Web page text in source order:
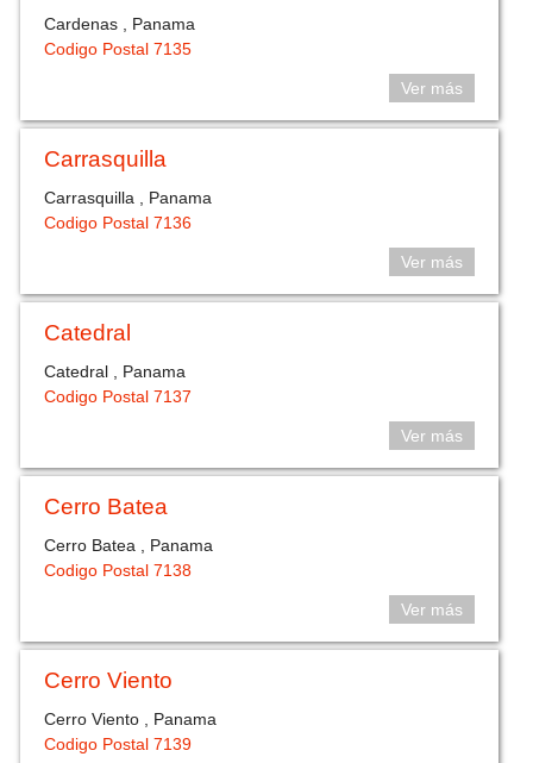
Cardenas , Panama
Codigo Postal 7135
Ver más
Carrasquilla
Carrasquilla , Panama
Codigo Postal 7136
Ver más
Catedral
Catedral , Panama
Codigo Postal 7137
Ver más
Cerro Batea
Cerro Batea , Panama
Codigo Postal 7138
Ver más
Cerro Viento
Cerro Viento , Panama
Codigo Postal 7139